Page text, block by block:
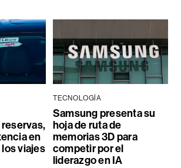
en
viajes
TECNOLOGÍA
Samsung presenta su
hoja de ruta de
memorias 3D para
competir por el
liderazgo en IA